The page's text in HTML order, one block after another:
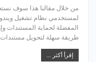
طريقة سهلة لتحويل مستندات Word وPowerPoint والملفات الأخرى…
إقرأ أكثر ...